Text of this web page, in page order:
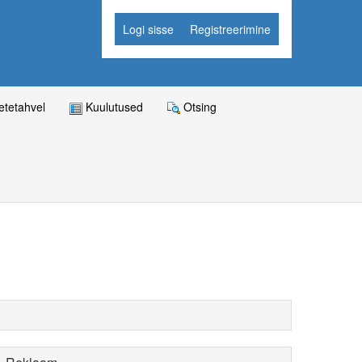
Logi sisse Registreerimine
Kuulutused Otsing